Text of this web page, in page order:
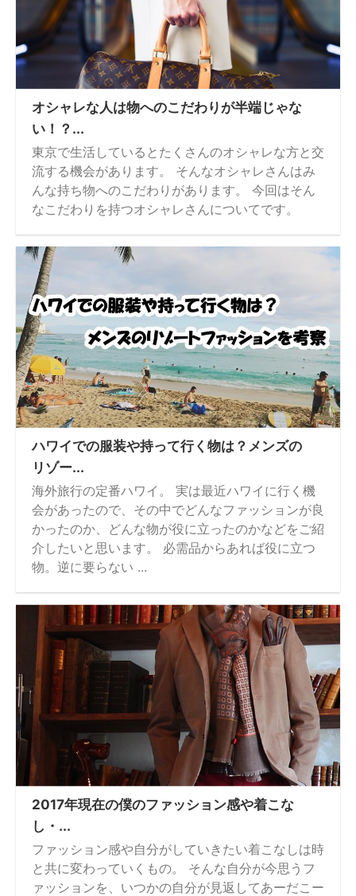
オシャレな人は物へのこだわりが半端じゃな
い！？...
東京で生活しているとたくさんのオシャレな方と交
流する機会があります。 そんなオシャレさんはみ
んな持ち物へのこだわりがあります。 今回はそん
なこだわりを持つオシャレさんについてです。
ハワイでの服装や持って行く物は？メンズの
リゾー...
海外旅行の定番ハワイ。 実は最近ハワイに行く機
会があったので、その中でどんなファッションが良
かったのか、どんな物が役に立ったのかなどをご紹
介したいと思います。 必需品からあれば役に立つ
物。逆に要らない ...
2017年現在の僕のファッション感や着こな
し・...
ファッション感や自分がしていきたい着こなしは時
と共に変わっていくもの。 そんな自分が今思うフ
ァッションを、いつかの自分が見返してあーだこー